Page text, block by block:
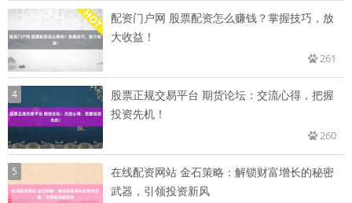
配资门户网 股票配资怎么赚钱？掌握技巧，放
大收益！
261
4
股票正规交易平台 期货论坛：交流心得，把握
投资先机！
260
5
在线配资网站 金石策略：解锁财富增长的秘密
武器，引领投资新风